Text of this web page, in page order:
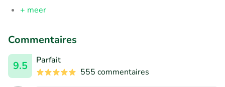
+ meer
Commentaires
9.5
Parfait
555 commentaires